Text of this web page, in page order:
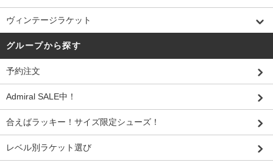
ヴィンテージラケット
グループから探す
予約注文
Admiral SALE中！
合えばラッキー！サイズ限定シューズ！
レベル別ラケット選び